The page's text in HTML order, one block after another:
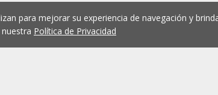
para mejorar su experiencia de navegación y
Política de Privacidad